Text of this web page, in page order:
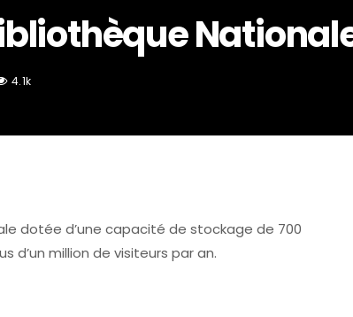
4.1k
dotée d’une capacité de stockage de 700
d’un million de visiteurs par an.